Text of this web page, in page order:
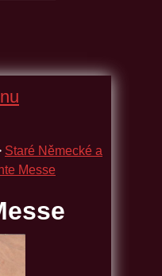
Staré Německé a
Messe